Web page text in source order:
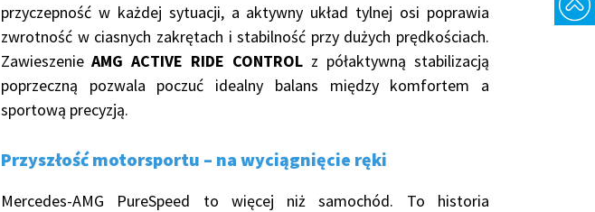
przyczepność w każdej sytuacji, a aktywny układ tylnej osi poprawia
zwrotność w ciasnych zakrętach i stabilność przy dużych prędkościach.
Zawieszenie AMG ACTIVE RIDE CONTROL z półaktywną stabilizacją
poprzeczną pozwala poczuć idealny balans między komfortem a
sportową precyzją.
Przyszłość motorsportu – na wyciągnięcie ręki
Mercedes-AMG PureSpeed to więcej niż samochód. To historia